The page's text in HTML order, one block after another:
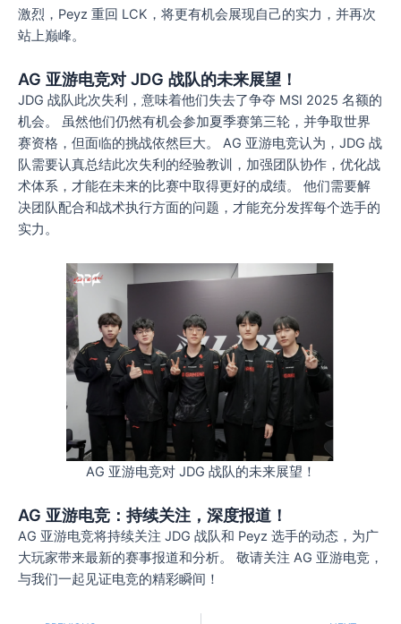
激烈，Peyz 重回 LCK，将更有机会展现自己的实力，并再次
站上巅峰。
AG 亚游电竞对 JDG 战队的未来展望！
JDG 战队此次失利，意味着他们失去了争夺 MSI 2025 名额的
机会。 虽然他们仍然有机会参加夏季赛第三轮，并争取世界
赛资格，但面临的挑战依然巨大。 AG 亚游电竞认为，JDG 战
队需要认真总结此次失利的经验教训，加强团队协作，优化战
术体系，才能在未来的比赛中取得更好的成绩。 他们需要解
决团队配合和战术执行方面的问题，才能充分发挥每个选手的
实力。
AG 亚游电竞对 JDG 战队的未来展望！
AG 亚游电竞：持续关注，深度报道！
AG 亚游电竞将持续关注 JDG 战队和 Peyz 选手的动态，为广
大玩家带来最新的赛事报道和分析。 敬请关注 AG 亚游电竞，
与我们一起见证电竞的精彩瞬间！